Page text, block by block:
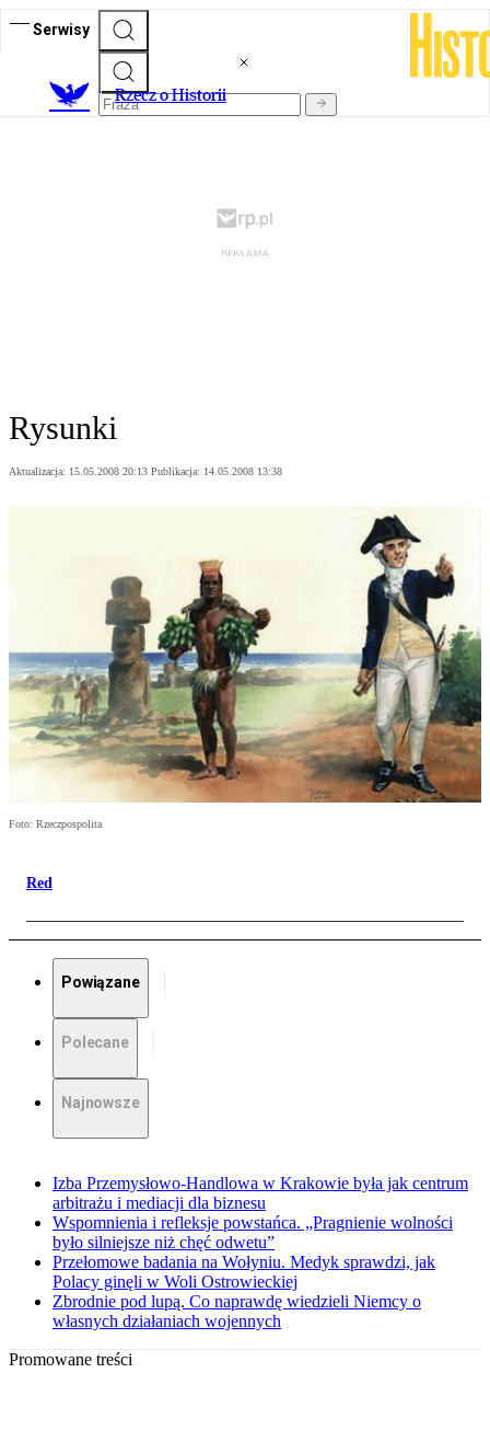
Serwisy
Rzecz o Historii
Rysunki
Aktualizacja: 15.05.2008 20:13 Publikacja: 14.05.2008 13:38
Foto: Rzeczpospolita
Red
Powiązane
Polecane
Najnowsze
Izba Przemysłowo-Handlowa w Krakowie była jak centrum
arbitrażu i mediacji dla biznesu
Wspomnienia i refleksje powstańca. „Pragnienie wolności
było silniejsze niż chęć odwetu”
Przełomowe badania na Wołyniu. Medyk sprawdzi, jak
Polacy ginęli w Woli Ostrowieckiej
Zbrodnie pod lupą. Co naprawdę wiedzieli Niemcy o
własnych działaniach wojennych
Promowane treści